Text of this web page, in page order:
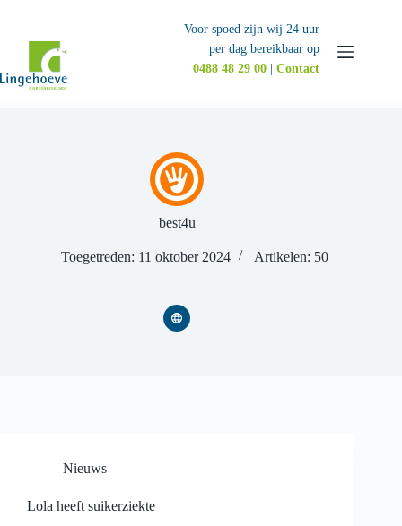
Voor spoed zijn wij 24 uur
per dag bereikbaar op
0488 48 29 00 |Contact
best4u
Toegetreden: 11 oktober 2024 Artikelen: 50
Nieuws
Lola heeft suikerziekte